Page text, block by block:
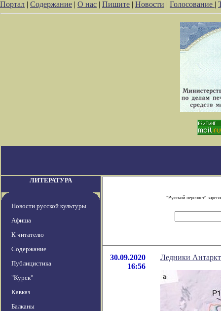
Портал | Содержание | О нас | Пишите | Новости | Голосование |
ЛИТЕРАТУРА
Новости русской культуры
Афиша
К читателю
Содержание
Публицистика
"Курск"
Кавказ
Балканы
"Русский переплет"
30.09.2020
16:56
Ледники